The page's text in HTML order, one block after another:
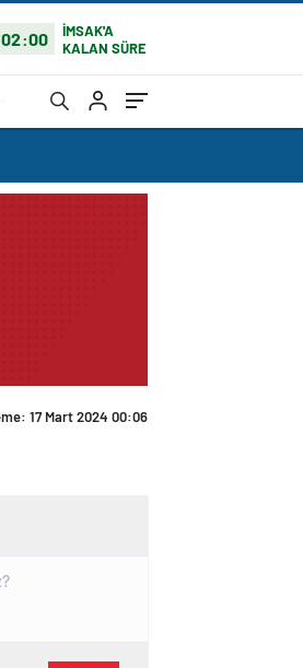
02:00
İMSAK'A
KALAN SÜRE